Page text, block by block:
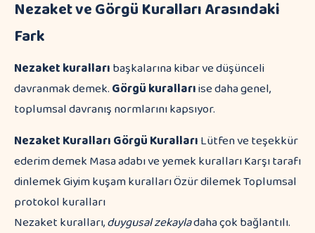
Nezaket ve Görgü Kuralları Arasındaki
Fark
Nezaket kurallarıbaşkalarına kibar ve düşünceli
davranmak demek.Görgü kurallarıise daha genel,
toplumsal davranış normlarını kapsıyor.
Nezaket KurallarıGörgü KurallarıLütfen ve teşekkür
ederim demek Masa adabı ve yemek kuralları Karşı tarafı
dinlemek Giyim kuşam kuralları Özür dilemek Toplumsal
protokol kuralları
Nezaket kuralları,duygusal zekayladaha çok bağlantılı.